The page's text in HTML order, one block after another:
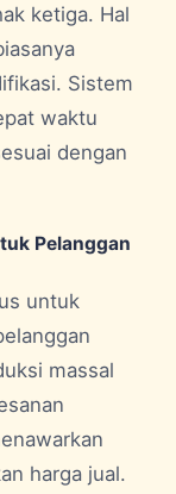
ketiga. Hal
Sistem
waktu
dengan
Pelanggan
untuk
massal
harga jual.